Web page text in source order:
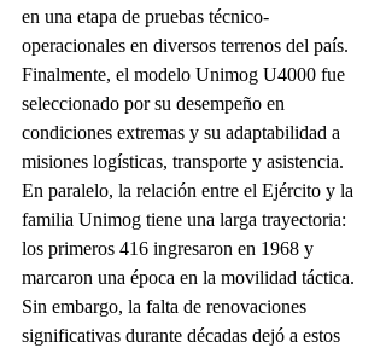
en una etapa de pruebas técnico-
operacionales en diversos terrenos del país.
Finalmente, el modelo Unimog U4000 fue
seleccionado por su desempeño en
condiciones extremas y su adaptabilidad a
misiones logísticas, transporte y asistencia.
En paralelo, la relación entre el Ejército y la
familia Unimog tiene una larga trayectoria:
los primeros 416 ingresaron en 1968 y
marcaron una época en la movilidad táctica.
Sin embargo, la falta de renovaciones
significativas durante décadas dejó a estos